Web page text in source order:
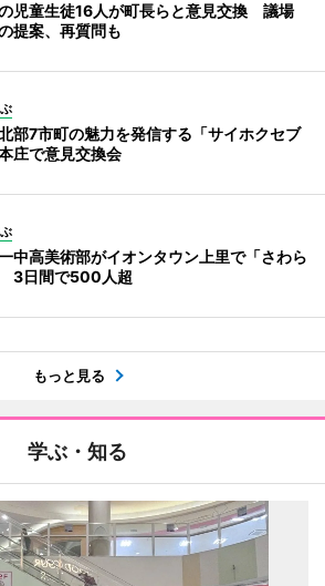
児童生徒16人が町長らと意見交換 議場
提案、再質問も
部7市町の魅力を発信する「サイホクセブ
庄で意見交換会
中高美術部がイオンタウン上里で「さわら
3日間で500人超
もっと見る
学ぶ・知る